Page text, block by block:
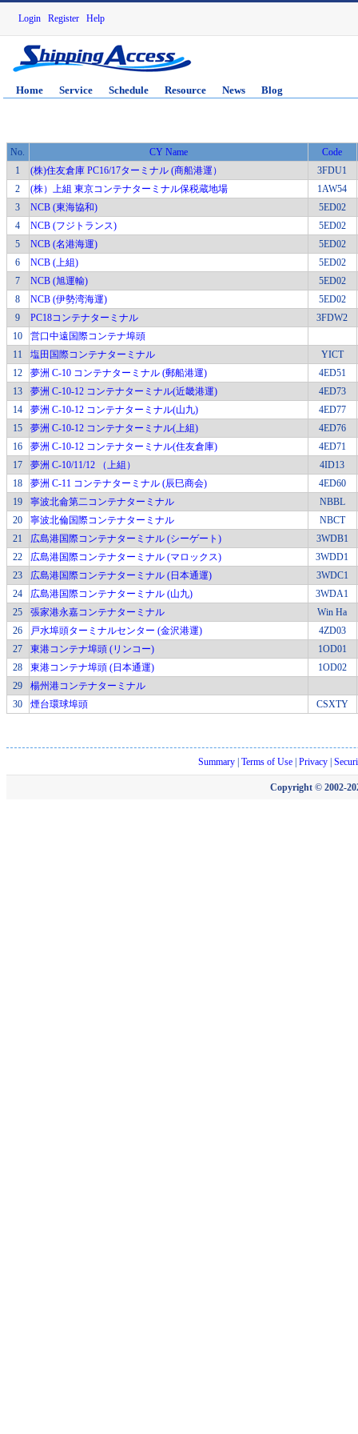
Login Register Help
Home Service Schedule Resource News Blog
No. CY Name
Code
1
(株)住友倉庫 PC16/17ターミナル (商船港運）
3FDU1
2
(株）上組 東京コンテナターミナル保税蔵地場
1AW54
3
NCB (東海協和)
5ED02
4
NCB (フジトランス)
5ED02
5
NCB (名港海運)
5ED02
6
NCB (上組)
5ED02
7
NCB (旭運輸)
5ED02
8
NCB (伊勢湾海運)
5ED02
9
PC18コンテナターミナル
3FDW2
10
営口中遠国際コンテナ埠頭
11
塩田国際コンテナターミナル
YICT
12
夢洲 C-10 コンテナターミナル (郵船港運)
4ED51
13
夢洲 C-10-12 コンテナターミナル(近畿港運)
4ED73
14
夢洲 C-10-12 コンテナターミナル(山九)
4ED77
15
夢洲 C-10-12 コンテナターミナル(上組)
4ED76
16
夢洲 C-10-12 コンテナターミナル(住友倉庫)
4ED71
17
夢洲 C-10/11/12 （上組）
4ID13
18
夢洲 C-11 コンテナターミナル (辰巳商会)
4ED60
19
寧波北侖第二コンテナターミナル
NBBL
20
寧波北倫国際コンテナターミナル
NBCT
21
広島港国際コンテナターミナル (シーゲート)
3WDB1
22
広島港国際コンテナターミナル (マロックス)
3WDD1
23
広島港国際コンテナターミナル (日本通運)
3WDC1
24
広島港国際コンテナターミナル (山九)
3WDA1
25
張家港永嘉コンテナターミナル
Win Ha
26
戸水埠頭ターミナルセンター (金沢港運)
4ZD03
27
東港コンテナ埠頭 (リンコー)
1OD01
28
東港コンテナ埠頭 (日本通運)
1OD02
29
楊州港コンテナターミナル
30
煙台環球埠頭 CSXTY
Summary |Terms of Use |Privacy |
Copyright © 2002-